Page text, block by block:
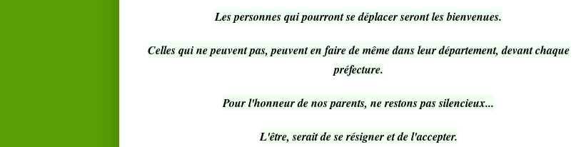
Les personnes qui pourront se déplacer seront les bienvenues.
Celles qui ne peuvent pas, peuvent en faire de même dans leur département, devant chaque
préfecture.
Pour l'honneur de nos parents, ne restons pas silencieux...
L'être, serait de se résigner et de l'accepter.